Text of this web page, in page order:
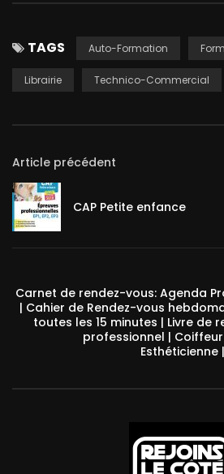
TAGS Auto-Formation
Librairie Technico-Commercial
Article précédent
CAP Petite enfance
Carnet de rendez-vous: Agenda
| Cahier de Rendez-vous
toutes les 15 minutes | Livre de
professionnel |
Esthéticienne